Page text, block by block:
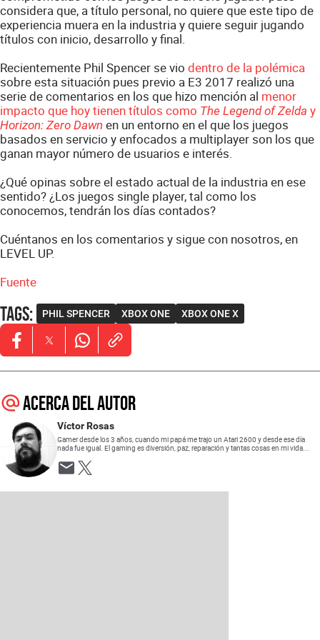
considera que, a título personal, no quiere que este tipo de
experiencia muera en la industria y quiere seguir jugando
títulos con inicio, desarrollo y final.
Recientemente Phil Spencer se vio dentro de la polémica
sobre esta situación pues previo a E3 2017 realizó una
serie de comentarios en los que hizo mención al menor
impacto que hoy tienen títulos como The Legend of Zelda y
Horizon: Zero Dawn en un entorno en el que los juegos
basados en servicio y enfocados a multiplayer son los que
ganan mayor número de usuarios e interés.
¿Qué opinas sobre el estado actual de la industria en ese
sentido? ¿Los juegos single player, tal como los
conocemos, tendrán los días contados?
Cuéntanos en los comentarios y sigue con nosotros, en
LEVEL UP.
Fuente
Tags: PHIL SPENCER XBOX ONE XBOX ONE X
Opens in new window
Opens in new window
Opens in new window
Acerca del autor
Víctor Rosas
Gamer desde los 3 años, cuando mi papá me trajo un Atari 2600 y desde ese día
nada fue igual. El gaming es diversión, paz, reparación y tantas cosas en mi vida...
Opens in new window